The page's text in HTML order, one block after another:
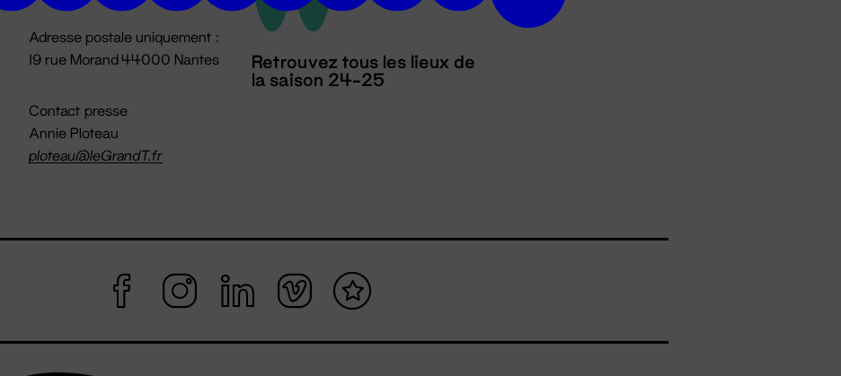
Adresse postale uniquement :
19 rue Morand 44000 Nantes
Contact presse
Annie Ploteau
ploteau@leGrandT.fr
Retrouvez tous les lieux de
la saison 24-25